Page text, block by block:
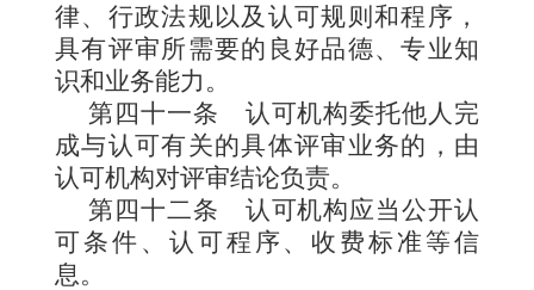
律、行政法规以及认可规则和程序，
具有评审所需要的良好品德、专业知
识和业务能力。
第四十一条 认可机构委托他人完
成与认可有关的具体评审业务的，由
认可机构对评审结论负责。
第四十二条 认可机构应当公开认
可条件、认可程序、收费标准等信
息。